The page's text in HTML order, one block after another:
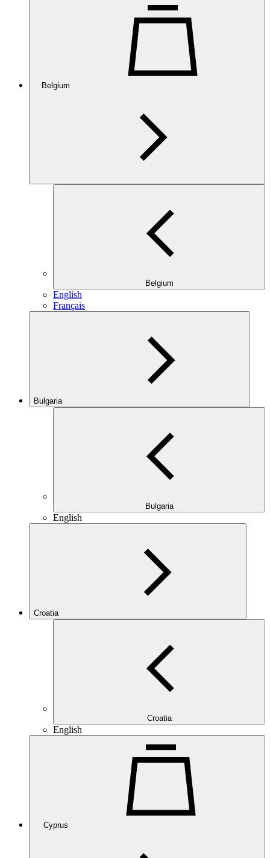
Belgium
Belgium
English
Français
Bulgaria
Bulgaria
English
Croatia
Croatia
English
Cyprus